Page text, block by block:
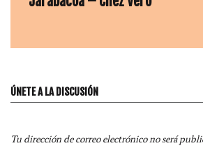
ÚNETE A LA DISCUSIÓN
Tu dirección de correo electrónico no será